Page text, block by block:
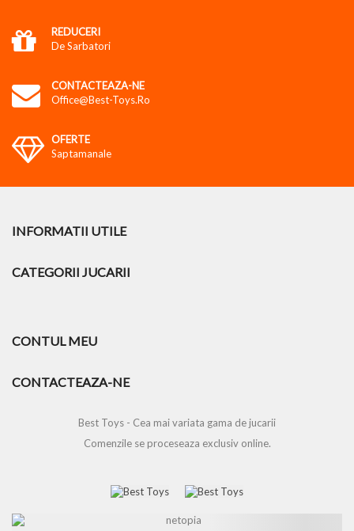
REDUCERI
De Sarbatori
CONTACTEAZA-NE
Office@best-Toys.ro
OFERTE
Saptamanale
INFORMATII UTILE
CATEGORII JUCARII
CONTUL MEU
CONTACTEAZA-NE
Best Toys - Cea mai variata gama de jucarii
Comenzile se proceseaza exclusiv online.